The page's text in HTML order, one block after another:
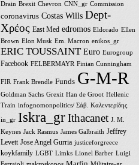
Drain Brexit Chevron CNN_gr Commission
coronavirus Costas Wills Dept-
Χρέος East Med edromos Eldorado Ellen
Brown Elon Musk Em. Macron enikos_gr
ERIC TOUSSAINT Euro Eurogroup
Facebook FELBERMAYR Finian Cunningham
FIR Frank Brendle Funds G-M-R
Goldman Sachs Grexit Han de Groot Hellenic
Train infognomonpolitics/ Σάβ. Καλεντερίδης
in_gr Iskra_grIthacanet J. M.
Keynes Jack Rasmus James Galbraith Jeffrey
Levett Jose Angel Gurria justiceforgreece
koykfamily LGBT Limks Lionel Barber Luigi